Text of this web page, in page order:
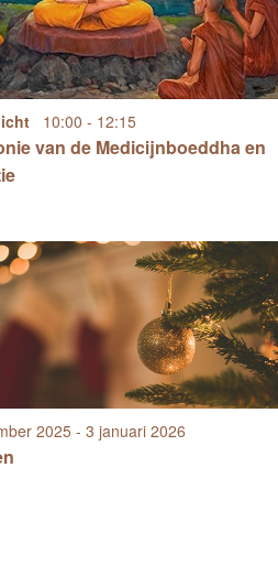
van de Medicijnboeddha en
10:00 - 12:15
2025 - 3 januari 2026